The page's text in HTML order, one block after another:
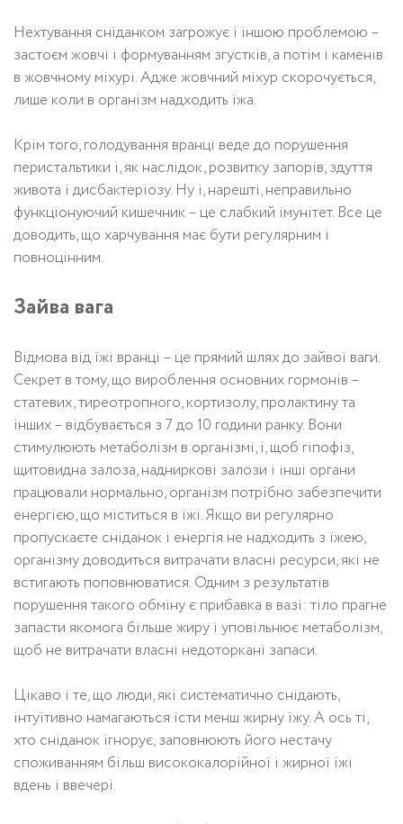
Нехтування сніданком загрожує і іншою проблемою –
застоєм жовчі і формуванням згустків, а потім і каменів
в жовчному міхурі. Адже жовчний міхур скорочується,
лише коли в організм надходить їжа.
Крім того, голодування вранці веде до порушення
перистальтики і, як наслідок, розвитку запорів, здуття
живота і дисбактеріозу. Ну і, нарешті, неправильно
функціонуючий кишечник – це слабкий імунітет. Все це
доводить, що харчування має бути регулярним і
повноцінним.
Зайва вага
Відмова від їжі вранці – це прямий шлях до зайвої ваги.
Секрет в тому, що вироблення основних гормонів –
статевих, тиреотропного, кортизолу, пролактину та
інших – відбувається з 7 до 10 години ранку. Вони
стимулюють метаболізм в організмі, і, щоб гіпофіз,
щитовидна залоза, надниркові залози і інші органи
працювали нормально, організм потрібно забезпечити
енергією, що міститься в їжі. Якщо ви регулярно
пропускаєте сніданок і енергія не надходить з їжею,
організму доводиться витрачати власні ресурси, які не
встигають поповнюватися. Одним з результатів
порушення такого обміну є прибавка в вазі: тіло прагне
запасти якомога більше жиру і уповільнює метаболізм,
щоб не витрачати власні недоторкані запаси.
Цікаво і те, що люди, які систематично снідають,
інтуїтивно намагаються їсти менш жирну їжу. А ось ті,
хто сніданок ігнорує, заповнюють його нестачу
споживанням більш висококалорійної і жирної їжі
вдень і ввечері.